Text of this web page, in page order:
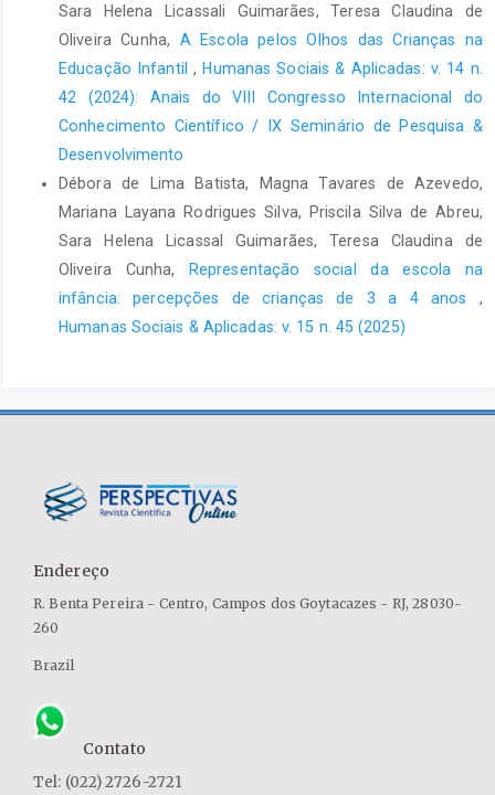
18462022000200700&tlng=pt. Acesso em: 15 ago. 2024.
MONTENEGRO, A. C. DE A. et al. Contribuições da comunicação
alternativa no desenvolvimento da comunicação de criança
com transtorno do espectro do autismo. Audiology -
Communication Research, v. 26, 26 jul. 2021. Disponível em:
https://www.scielo.br/j/acr/a/ZpKbgfnP8wH6k73HHHXSKxd/
Acesso em: 25 jul. 2024.
MORESCHI, C. L.; ALMEIDA, M. A. A comunicação alternativa
como procedimento de desenvolvimento de habilidades
comunicativas. Rev. bras. educ. espec., Marília, v. 18, n. 04, p.
661-675, dez. 2012 . Disponível em
http://educa.fcc.org.br/scielo.php?
inclusiva. Revista Brasileira de Educação Especial, v. 13, n. 1, p.
3–26, 4 jan. 2007.
Maringá, 15(1), 117-126.
SEKKEL, M. C., ZANELATTO, R., & BRANDÃO, S. D. B. (2010).
SGANZERLA, M. A. R.; SILVA, J. F. DA.; GELLER, M. Papagaio
RENOTE, Porto Alegre, v. 18, n. 2, p. 181–190, 2021. DOI:
10.22456/1679-1916.110216. Disponível em:
Sara Helena Licassali Guimarães, Teresa Claudina de
Oliveira Cunha, A Escola pelos Olhos das Crianças na
Educação Infantil,Humanas Sociais & Aplicadas: v. 14 n.
42 (2024): Anais do VIII Congresso Internacional do
Conhecimento Científico / IX Seminário de Pesquisa &
Desenvolvimento
Débora de Lima Batista, Magna Tavares de Azevedo,
Mariana Layana Rodrigues Silva, Priscila Silva de Abreu,
Sara Helena Licassal Guimarães, Teresa Claudina de
Oliveira Cunha, Representação social da escola na
infância: percepções de crianças de 3 a 4 anos ,
Humanas Sociais & Aplicadas: v. 15 n. 45 (2025)
Endereço
R. Benta Pereira - Centro, Campos dos Goytacazes - RJ, 28030-
260
Brazil
Contato
Tel: (022) 2726-2721